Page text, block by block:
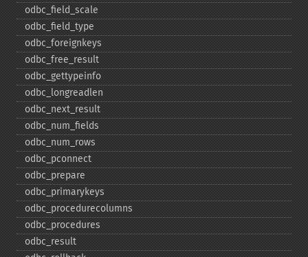
odbc_​field_​scale
odbc_​field_​type
odbc_​foreignkeys
odbc_​free_​result
odbc_​gettypeinfo
odbc_​longreadlen
odbc_​next_​result
odbc_​num_​fields
odbc_​num_​rows
odbc_​pconnect
odbc_​prepare
odbc_​primarykeys
odbc_​procedurecolumns
odbc_​procedures
odbc_​result